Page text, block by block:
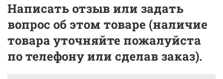
Написать отзыв или задать
вопрос об этом товаре (наличие
товара уточняйте пожалуйста
по телефону или сделав заказ).